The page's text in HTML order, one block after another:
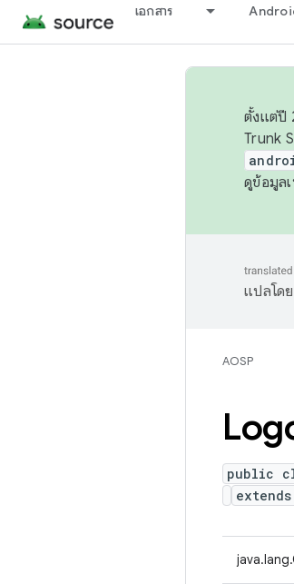
เอกสาร
ตั้งแต่ปี
Trunk
ดูข้อมูล
แปลโด
AOSP
public
extends